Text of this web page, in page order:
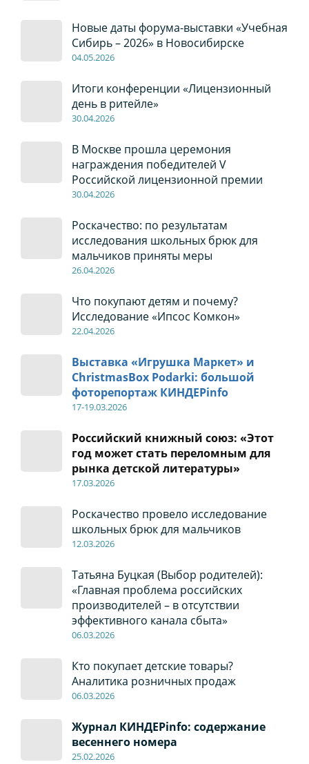
Новые даты форума-выставки «Учебная
Сибирь – 2026» в Новосибирске
04.05.2026
Итоги конференции «Лицензионный
день в ритейле»
30.04.2026
В Москве прошла церемония
награждения победителей V
Российской лицензионной премии
30.04.2026
Роскачество: по результатам
исследования школьных брюк для
мальчиков приняты меры
26.04.2026
Что покупают детям и почему?
Исследование «Ипсос Комкон»
22.04.2026
Выставка «Игрушка Маркет» и
ChristmasBox Podarki: большой
фоторепортаж КИНДЕРinfo
17-19.03.2026
Российский книжный союз: «Этот
год может стать переломным для
рынка детской литературы»
17.03.2026
Роскачество провело исследование
школьных брюк для мальчиков
12.03.2026
Татьяна Буцкая (Выбор родителей):
«Главная проблема российских
производителей – в отсутствии
эффективного канала сбыта»
06.03.2026
Кто покупает детские товары?
Аналитика розничных продаж
06.03.2026
Журнал КИНДЕРinfo: содержание
весеннего номера
25.02.2026